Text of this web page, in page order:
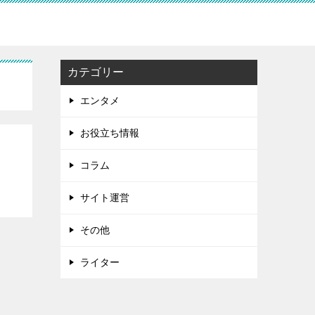
カテゴリー
エンタメ
お役立ち情報
コラム
サイト運営
その他
ライター